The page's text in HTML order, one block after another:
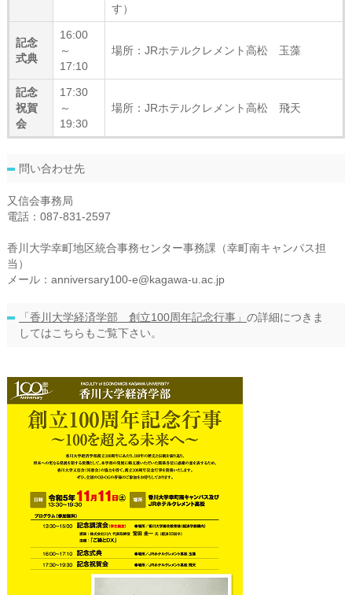
す）
記念
式典
16:00
～
17:10
場所：JRホテルクレメント高松 玉藻
記念
祝賀
会
17:30
～
19:30
場所：JRホテルクレメント高松 飛天
問い合わせ先
又信会事務局
電話：087-831-2597
香川大学幸町地区統合事務センター事務課（幸町南キャンパス担
当）
メール：anniversary100-e@kagawa-u.ac.jp
「香川大学経済学部 創立100周年記念行事」 の詳細につきま
してはこちらもご覧下さい。